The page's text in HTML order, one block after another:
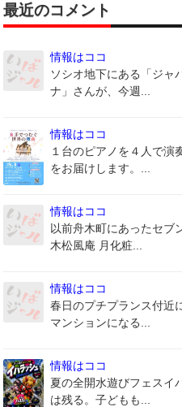
最近のコメント
情報はココ
ソシオ地下にある「ジャ
ナ」さんが、今週...
情報はココ
１台のピアノを４人で演
をお届けします。...
情報はココ
以前舟木町にあったセブ
木松風庵 月化粧...
情報はココ
春日のプチプランス付近
マンションになる...
情報はココ
夏の全開水遊びフェスイ
は残る。子どもも...